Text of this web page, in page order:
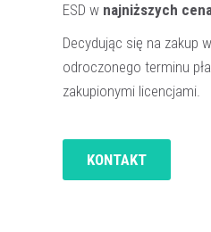
ESD w najniższych
Decydując się na zakup
odroczonego terminu
zakupionymi licencjami.
KONTAKT